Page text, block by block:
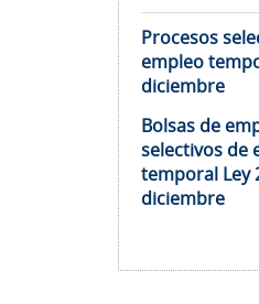
Procesos
empleo
diciembre
Bolsas de
selectivos de
temporal Ley
diciembre